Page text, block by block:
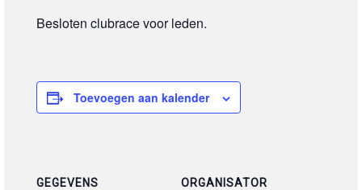
Besloten clubrace voor leden.
Toevoegen aan kalender
GEGEVENS ORGANISATOR